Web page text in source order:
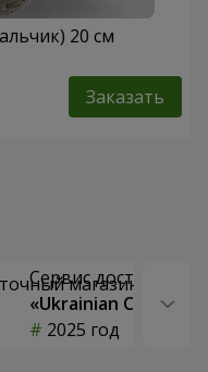
20 см
Заказать
Сервис доставки
«Ukrainian Choice»
2025 год